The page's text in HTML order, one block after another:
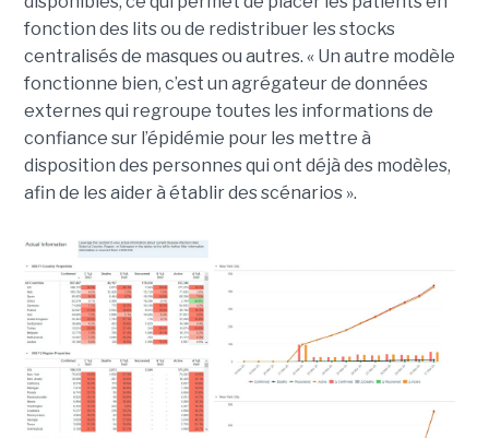
fonction des lits ou de redistribuer les stocks
centralisés de masques ou autres. « Un autre modèle
fonctionne bien, c’est un agrégateur de données
externes qui regroupe toutes les informations de
confiance sur l’épidémie pour les mettre à
disposition des personnes qui ont déjà des modèles,
afin de les aider à établir des scénarios ».